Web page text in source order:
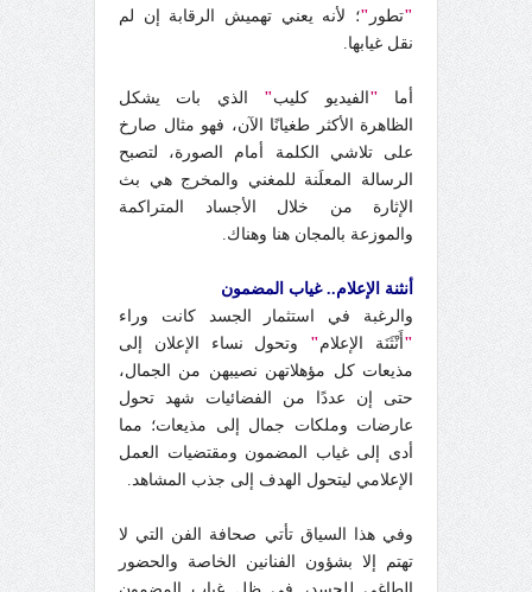
"تطور "؛ لأنه يعني تهميش الرقابة إن لم
نقل غيابها.
أما " الفيديو كليب" الذي بات يشكل
الظاهرة الأكثر طغيانًا الآن، فهو مثال صارخ
على تلاشي الكلمة أمام الصورة، لتصبح
الرسالة المعلَنة للمغني والمخرج هي بث
الإثارة من خلال الأجساد المتراكمة
والموزعة بالمجان هنا وهناك.
أنثنة الإعلام.. غياب المضمون
والرغبة في استثمار الجسد كانت وراء
" أَنْثَنَة الإعلام" وتحول نساء الإعلان إلى
مذيعات كل مؤهلاتهن نصيبهن من الجمال،
حتى إن عددًا من الفضائيات شهد تحول
عارضات وملكات جمال إلى مذيعات؛ مما
أدى إلى غياب المضمون ومقتضيات العمل
الإعلامي ليتحول الهدف إلى جذب المشاهد.
وفي هذا السياق تأتي صحافة الفن التي لا
تهتم إلا بشؤون الفنانين الخاصة والحضور